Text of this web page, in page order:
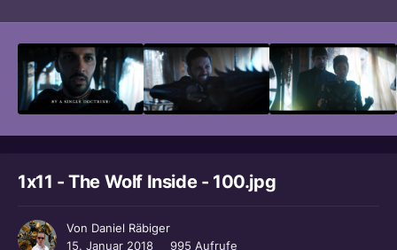
1x11 - The Wolf Inside - 100.jpg
Von Daniel Räbiger
15. Januar 2018
995 Aufrufe